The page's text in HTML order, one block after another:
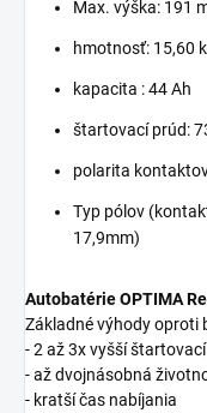
Max. výška: 191
hmotnosť: 15,60
kapacita : 44 Ah
štartovací prúd:
polarita
Typ pólov
17,9mm)
Autobatérie OPTIMA
Základné výhody oproti
- 2 až 3x vyšší
- až dvojnásobná
- kratší čas nabíjania